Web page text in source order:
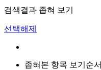
검색결과 좁혀 보기
선택해제
좁혀본 항목 보기순서